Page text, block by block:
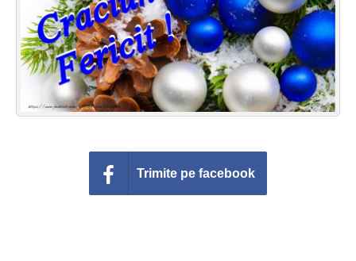
Felicitari zile saptamana
Felicitari muzicale
Felicitari muzicale personalizate
Felicitari animate
Invitatii personalizate
Conecteaza-te
Trimite pe facebook